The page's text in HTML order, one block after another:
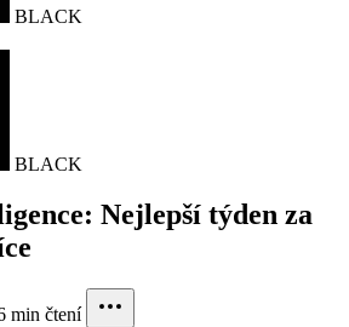
BLACK
BLACK
Nejlepší týden za
min čtení